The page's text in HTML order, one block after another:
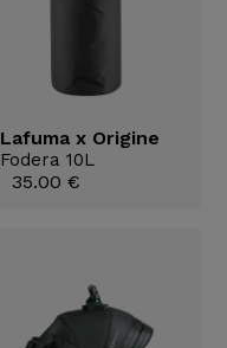
Lafuma x Origine
Fodera 10L
35.00 €